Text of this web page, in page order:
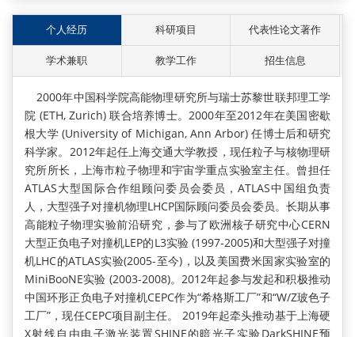
个人经历 科研项目 代表性论文著作
学术兼职 教学工作 招生信息
2000年中国科学院高能物理研究所与瑞士苏黎世联邦理工学
院 (ETH, Zurich) 联合培养博士。2000年至2012年在美国密歇
根大学 (University of Michigan, Ann Arbor) 任博士后和研究
科学家。2012年起任上海交通大学教授，现任粒子与核物理研
究所所长，上海市粒子物理和宇宙学重点实验室主任。曾担任
ATLAS大型国际合作组顾问委员会委员，ATLAS中国组负责
人，大型强子对撞机物理LHCP国际顾问委员会委员。长期从事
高能粒子物理实验前沿研究，参与了欧洲核子研究中心CERN
大型正负电子对撞机LEP的L3实验 (1997-2005)和大型强子对撞
机LHC的ATLAS实验(2005-至今)，以及美国费米国家实验室的
MiniBooNE实验 (2003-2008)。2012年起参与发起和积极推动
中国环形正负电子对撞机CEPC作为“希格斯工厂”和“W/Z玻色子
工厂”，现任CEPC项目副主任。 2019年起牵头推动基于上海硬
X射线自由电子激光装置SHINE的暗光子实验DarkSHINE预